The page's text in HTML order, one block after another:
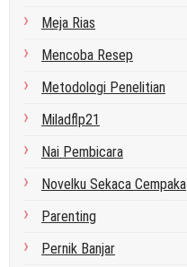
Meja Rias
Mencoba Resep
Metodologi Penelitian
Miladflp21
Nai Pembicara
Novelku Sekaca Cempaka
Parenting
Pernik Banjar